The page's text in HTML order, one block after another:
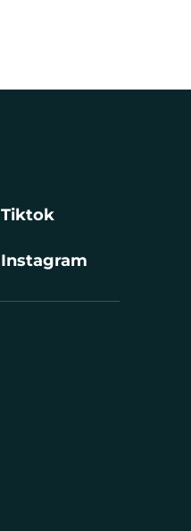
Tiktok
Instagram